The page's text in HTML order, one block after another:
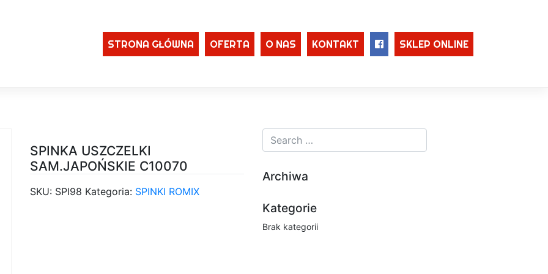
STRONA GŁÓWNA OFERTA O NAS KONTAKT SKLEP ONLINE
SPINKA USZCZELKI
SAM.JAPOŃSKIE C10070
SKU: SPI98 Kategoria: SPINKI ROMIX
Archiwa
Kategorie
Brak kategorii